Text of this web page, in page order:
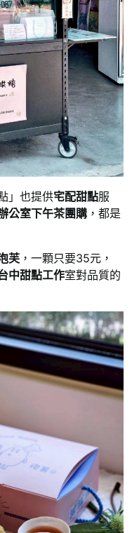
」也提供宅配甜點服
公室下午茶團購 ，都是
芙 ，一顆只要35元，
中甜點工作室對品質的